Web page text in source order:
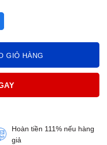
số lượng
GIỎ HÀNG
Hoàn tiền 111% nếu hàng
giả